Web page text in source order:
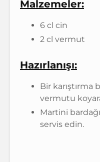
Malzemeler:
6 cl cin
2 cl vermut
Hazırlanışı:
Bir karıştırma
vermutu
Martini
servis edin.